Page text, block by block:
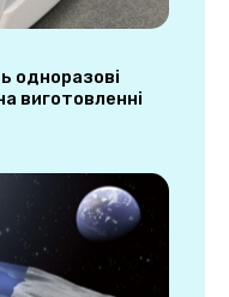
одноразові
виготовленні